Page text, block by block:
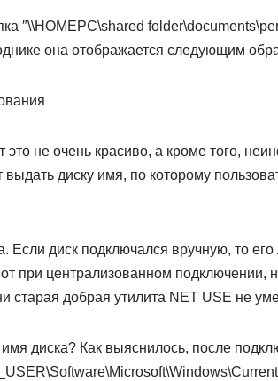
″\\HOMEPС\shared
она отображается следующим
это не очень красиво, а кроме того,
выдать диску имя, по которому
Если диск подключался вручную, то
при централизованном подключении,
старая добрая утилита NET USE не
диска? Как выяснилось, после